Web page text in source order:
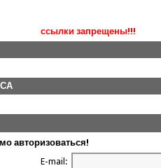
ссылки запрещены!!!
авторизоваться!
E-mail: